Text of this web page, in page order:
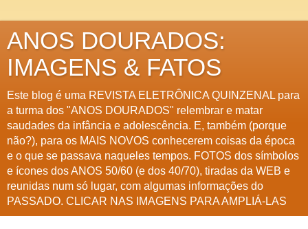
ANOS DOURADOS:
IMAGENS & FATOS
Este blog é uma REVISTA ELETRÔNICA QUINZENAL para
a turma dos "ANOS DOURADOS" relembrar e matar
saudades da infância e adolescência. E, também (porque
não?), para os MAIS NOVOS conhecerem coisas da época
e o que se passava naqueles tempos. FOTOS dos símbolos
e ícones dos ANOS 50/60 (e dos 40/70), tiradas da WEB e
reunidas num só lugar, com algumas informações do
PASSADO. CLICAR NAS IMAGENS PARA AMPLIÁ-LAS